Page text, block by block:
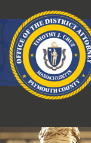
al
contenido